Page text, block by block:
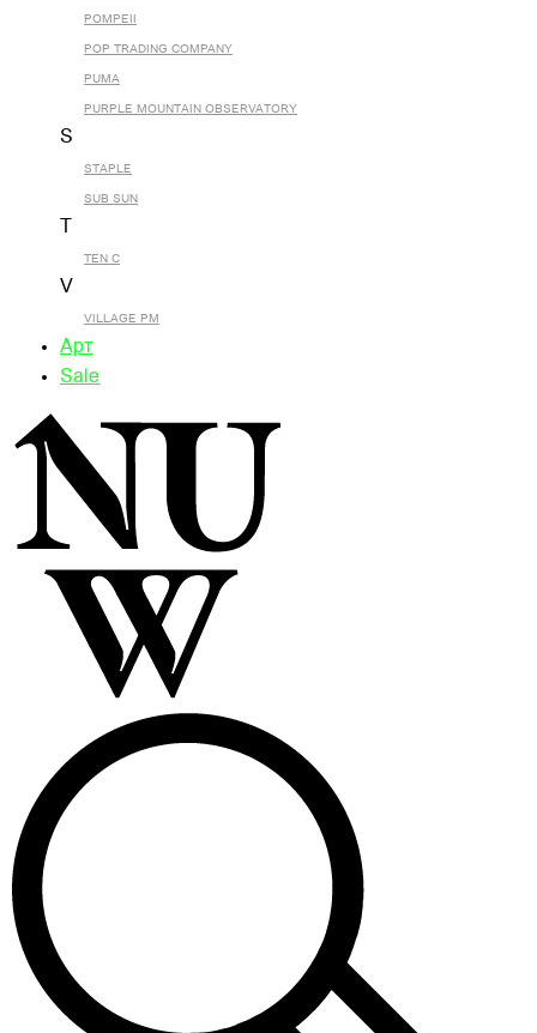
POMPEII
POP TRADING COMPANY
PUMA
PURPLE MOUNTAIN OBSERVATORY
S
STAPLE
SUB SUN
TEN C
V
VILLAGE PM
Арт
Sale